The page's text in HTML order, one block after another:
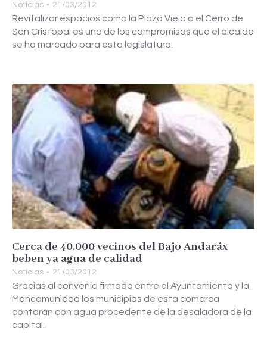
Noticias 21/03/2012
Revitalizar espacios como la Plaza Vieja o el Cerro de
San Cristóbal es uno de los compromisos que el alcalde
se ha marcado para esta legislatura.
Cerca de 40.000 vecinos del Bajo Andaráx
beben ya agua de calidad
Noticias 21/03/2012
Gracias al convenio firmado entre el Ayuntamiento y la
Mancomunidad los municipios de esta comarca
contarán con agua procedente de la desaladora de la
capital.